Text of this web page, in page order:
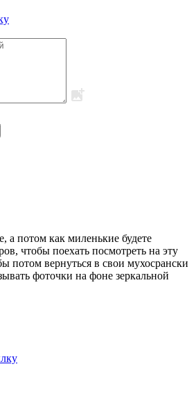
а потом как миленькие будете
чтобы поехать посмотреть на эту
потом вернуться в свои мухосрански
фоточки на фоне зеркальной